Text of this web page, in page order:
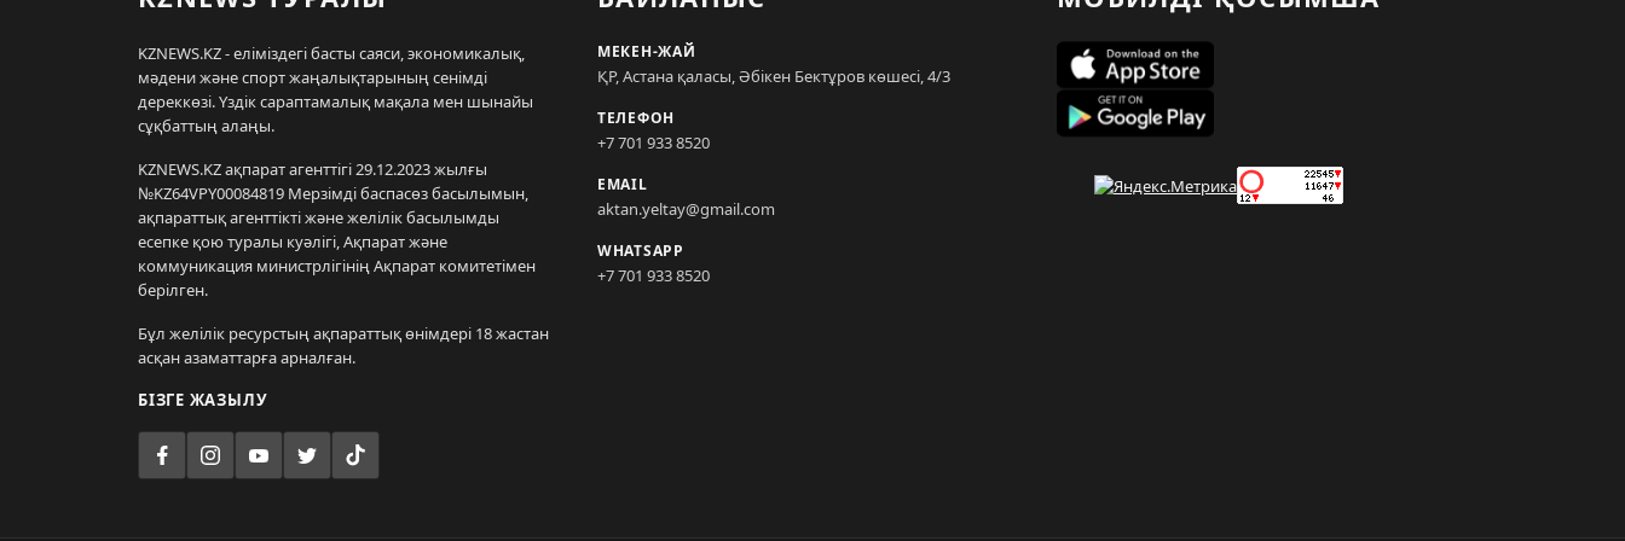
KZNEWS.KZ - еліміздегі басты саяси, экономикалық,
мәдени және спорт жаңалықтарының сенімді
дереккөзі. Үздік сараптамалық мақала мен шынайы
сұқбаттың алаңы.
KZNEWS.KZ ақпарат агенттігі 29.12.2023 жылғы
№KZ64VPY00084819 Мерзімді баспасөз басылымын,
ақпараттық агенттікті және желілік басылымды
есепке қою туралы куәлігі, Ақпарат және
коммуникация министрлігінің Ақпарат комитетімен
берілген.
Бұл желілік ресурстың ақпараттық өнімдері 18 жастан
асқан азаматтарға арналған.
БІЗГЕ ЖАЗЫЛУ
МЕКЕН-ЖАЙ
ҚР, Астана қаласы, Әбікен Бектұров көшесі, 4/3
ТЕЛЕФОН
+7 701 933 8520
EMAIL
aktan.yeltay@gmail.com
WHATSAPP
+7 701 933 8520